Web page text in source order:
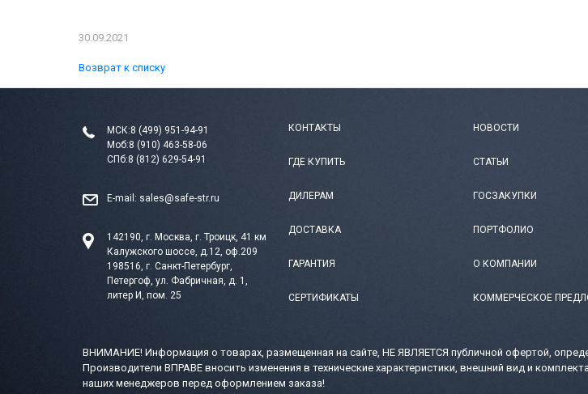
30.09.2021
Возврат к списку
МСК:8 (499) 951-94-91
Моб:8 (910) 463-58-06
СПб:8 (812) 629-54-91
E-mail: sales@safe-str.ru
142190, г. Москва, г. Троицк, 41 км
Калужского шоссе, д.12, оф.209
198516, г. Санкт-Петербург,
Петергоф, ул. Фабричная, д. 1,
литер И, пом. 25
КОНТАКТЫ
ГДЕ КУПИТЬ
ДИЛЕРАМ
ДОСТАВКА
ГАРАНТИЯ
СЕРТИФИКАТЫ
НОВОСТИ
СТАТЬИ
ГОСЗАКУПКИ
ПОРТФОЛИО
О КОМПАНИИ
КОММЕРЧЕСКОЕ
ВНИМАНИЕ! Информация о товарах, размещенная на сайте, НЕ ЯВЛЯЕТСЯ публичной офертой,
Производители ВПРАВЕ вносить изменения в технические характеристики, внешний вид и
наших менеджеров перед оформлением заказа!